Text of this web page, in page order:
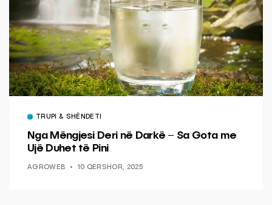
TRUPI & SHËNDETI
Nga Mëngjesi Deri në Darkë – Sa Gota me
Ujë Duhet të Pini
AGROWEB 10 QERSHOR, 2025